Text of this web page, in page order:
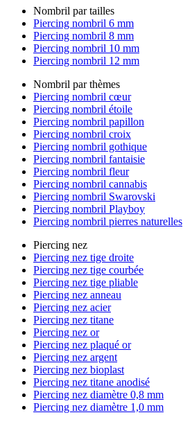
Nombril par tailles
Piercing nombril 6 mm
Piercing nombril 8 mm
Piercing nombril 10 mm
Piercing nombril 12 mm
Nombril par thèmes
Piercing nombril cœur
Piercing nombril étoile
Piercing nombril papillon
Piercing nombril croix
Piercing nombril gothique
Piercing nombril fantaisie
Piercing nombril fleur
Piercing nombril cannabis
Piercing nombril Swarovski
Piercing nombril Playboy
Piercing nombril pierres naturelles
Piercing nez
Piercing nez tige droite
Piercing nez tige courbée
Piercing nez tige pliable
Piercing nez anneau
Piercing nez acier
Piercing nez titane
Piercing nez or
Piercing nez plaqué or
Piercing nez argent
Piercing nez bioplast
Piercing nez titane anodisé
Piercing nez diamètre 0,8 mm
Piercing nez diamètre 1,0 mm